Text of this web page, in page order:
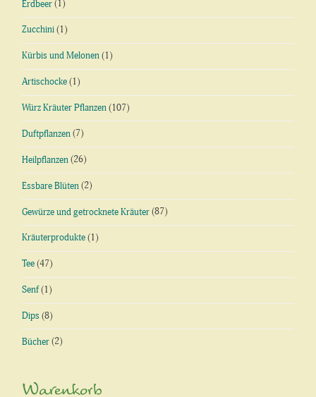
Erdbeer (1)
Zucchini (1)
Kürbis und Melonen (1)
Artischocke (1)
Würz Kräuter Pflanzen (107)
Duftpflanzen (7)
Heilpflanzen (26)
Essbare Blüten (2)
Gewürze und getrocknete Kräuter (87)
Kräuterprodukte (1)
Tee (47)
Senf(1)
Dips (8)
Bücher (2)
Warenkorb